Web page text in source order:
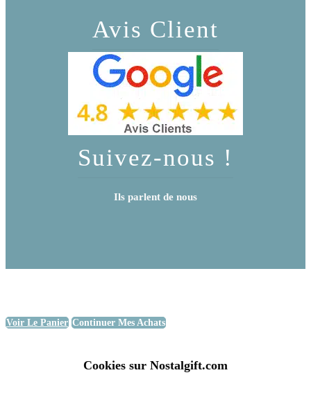
Avis Client
Suivez-nous !
Ils parlent de nous
Voir Le Panier Continuer Mes Achats
Cookies sur Nostalgift.com